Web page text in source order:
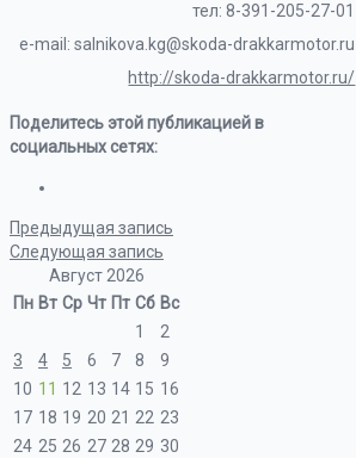
тел: 8-391-205-27-01
e-mail: salnikova.kg@skoda-drakkarmotor.ru
http://skoda-drakkarmotor.ru/
Поделитесь этой публикацией в
социальных сетях:
Предыдущая запись
Следующая запись
Август 2026
Пн Вт Ср Чт Пт Сб Вс
1
2
3
4 5 6 7 8
9
10 11 12 13 14 15 16
17 18 19 20 21 22 23
24 25 26 27 28 29 30